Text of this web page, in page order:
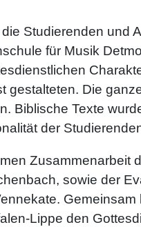
Studierenden und
für Musik
Die
Biblische Texte
der
Zusammenarbeit
sowie der
Lippe den